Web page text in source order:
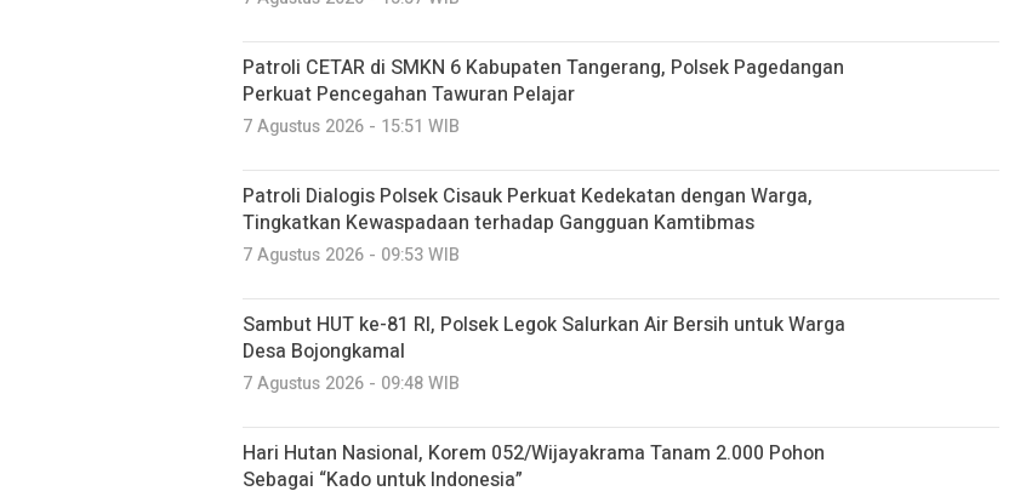
Patroli CETAR di SMKN 6 Kabupaten Tangerang, Polsek Pagedangan
Perkuat Pencegahan Tawuran Pelajar
7 Agustus 2026 - 15:51 WIB
Patroli Dialogis Polsek Cisauk Perkuat Kedekatan dengan Warga,
Tingkatkan Kewaspadaan terhadap Gangguan Kamtibmas
7 Agustus 2026 - 09:53 WIB
Sambut HUT ke-81 RI, Polsek Legok Salurkan Air Bersih untuk Warga
Desa Bojongkamal
7 Agustus 2026 - 09:48 WIB
Hari Hutan Nasional, Korem 052/Wijayakrama Tanam 2.000 Pohon
Sebagai “Kado untuk Indonesia”